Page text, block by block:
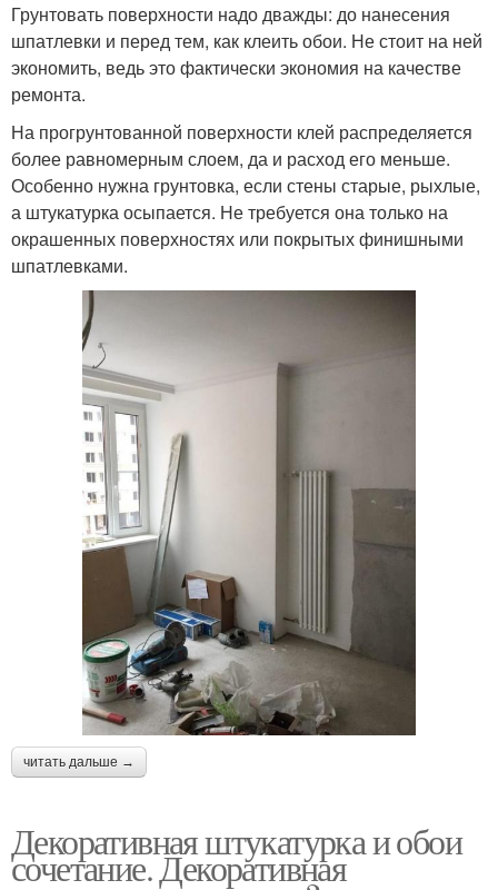
Грунтовать поверхности надо дважды: до нанесения
шпатлевки и перед тем, как клеить обои. Не стоит на ней
экономить, ведь это фактически экономия на качестве
ремонта.
На прогрунтованной поверхности клей распределяется
более равномерным слоем, да и расход его меньше.
Особенно нужна грунтовка, если стены старые, рыхлые,
а штукатурка осыпается. Не требуется она только на
окрашенных поверхностях или покрытых финишными
шпатлевками.
читать дальше →
Декоративная штукатурка и обои
сочетание. Декоративная